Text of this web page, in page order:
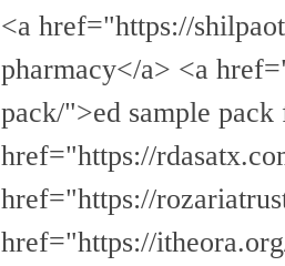
<a href="https://
pharmacy</a> <a
pack/">ed sample
href="https://
href="https://
href="https://